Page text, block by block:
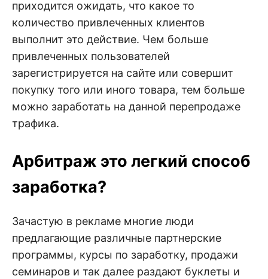
приходится ожидать, что какое то
количество привлеченных клиентов
выполнит это действие. Чем больше
привлеченных пользователей
зарегистрируется на сайте или совершит
покупку того или иного товара, тем больше
можно заработать на данной перепродаже
трафика.
Арбитраж это легкий способ
заработка?
Зачастую в рекламе многие люди
предлагающие различные партнерские
программы, курсы по заработку, продажи
семинаров и так далее раздают буклеты и